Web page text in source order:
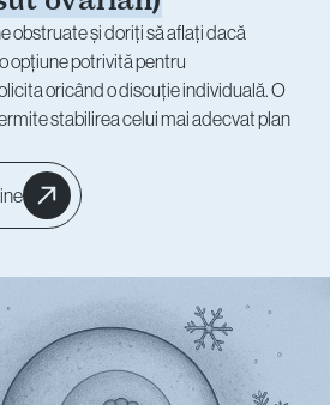
obstruate și doriți să aflați dacă
opțiune potrivită pentru
oricând o discuție individuală. O
stabilirea celui mai adecvat plan